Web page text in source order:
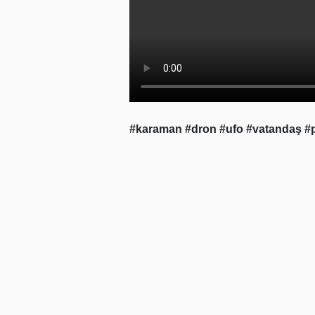
#karaman #dron #ufo #vatandaş